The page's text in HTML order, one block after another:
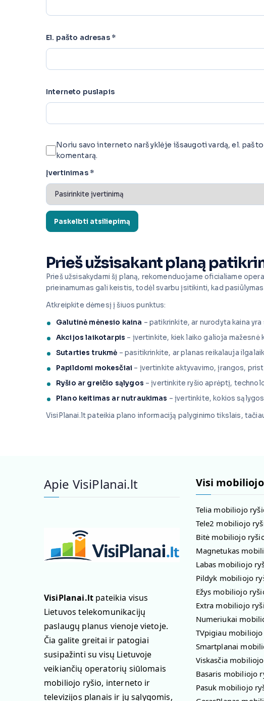
El. pašto adresas *
Interneto puslapis
Noriu savo interneto naršyklėje išsaugoti vardą, el.
komentarą.
Įvertinimas *
Prieš užsisakant planą
Prieš užsisakydami šį planą, rekomenduojame oficialiame
prieinamumas gali keistis, todėl svarbu įsitikinti, kad
Atkreipkite dėmesį į šiuos punktus:
Galutinė mėnesio kaina – patikrinkite, ar nurodyta kaina
Akcijos laikotarpis – įvertinkite, kiek laiko galioja mažesnė
Sutarties trukmė – pasitikrinkite, ar planas reikalauja
Papildomi mokesčiai – įvertinkite aktyvavimo, įrangos,
Ryšio ar greičio sąlygos – įvertinkite ryšio aprėptį,
Plano keitimas ar nutraukimas – įvertinkite, kokios
VisiPlanai.lt pateikia plano informaciją palyginimo tikslais,
Apie VisiPlanai.lt
VisiPlanai.lt pateikia visus
Lietuvos telekomunikacijų
paslaugų planus vienoje vietoje.
Čia galite greitai ir patogiai
susipažinti su visų Lietuvoje
veikiančių operatorių siūlomais
mobiliojo ryšio, interneto ir
televizijos planais ir jų sąlygomis,
Visi
Telia mobiliojo
Tele2 mobiliojo
Bitė mobiliojo
Magnetukas
Labas mobiliojo
Pildyk mobiliojo
Ežys mobiliojo
Extra mobiliojo
Numeriukai
TVpigiau
Smartplanai
Viskasčia
Basaris mobiliojo
Pasuk mobiliojo